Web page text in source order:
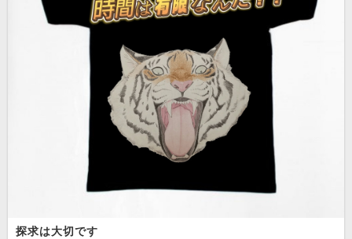
探求は大切です